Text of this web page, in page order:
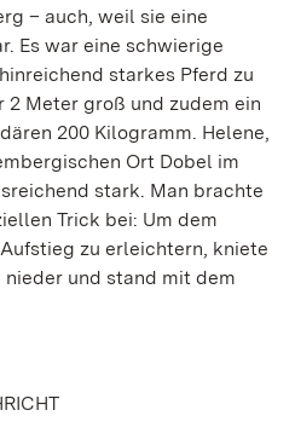
– auch, weil sie eine
Es war eine schwierige
starkes Pferd zu
2 Meter groß und zudem ein
200 Kilogramm. Helene,
Ort Dobel im
stark. Man brachte
Trick bei: Um dem
zu erleichtern, kniete
und stand mit dem